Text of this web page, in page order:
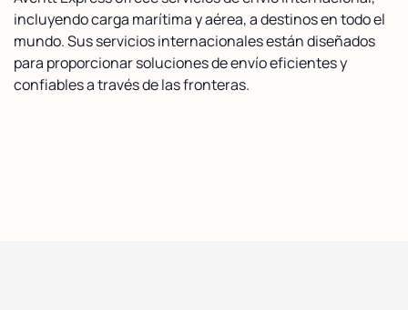
incluyendo carga marítima y aérea, a destinos en todo el
mundo. Sus servicios internacionales están diseñados
para proporcionar soluciones de envío eficientes y
confiables a través de las fronteras.